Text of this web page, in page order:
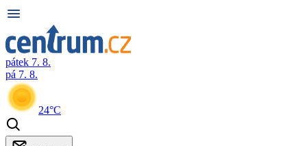
pátek 7. 8.
pá 7. 8.
24°C